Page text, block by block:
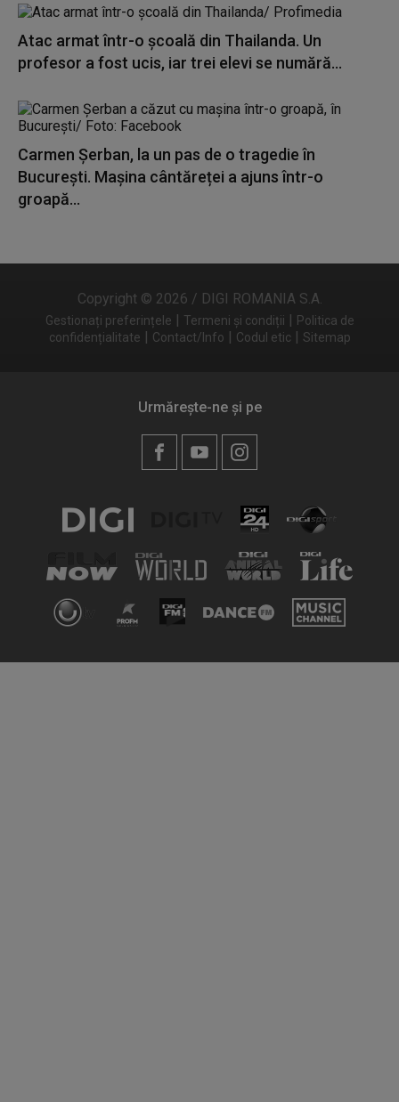
Atac armat într-o școală din Thailanda. Un
profesor a fost ucis, iar trei elevi se numără...
Carmen Șerban, la un pas de o tragedie în
București. Mașina cântăreței a ajuns într-o
groapă...
Copyright © 2026 / DIGI ROMANIA S.A.
Gestionați preferințele | Termeni și condiții | Politica de
confidențialitate | Contact/Info | Codul etic | Sitemap
Urmărește-ne și pe